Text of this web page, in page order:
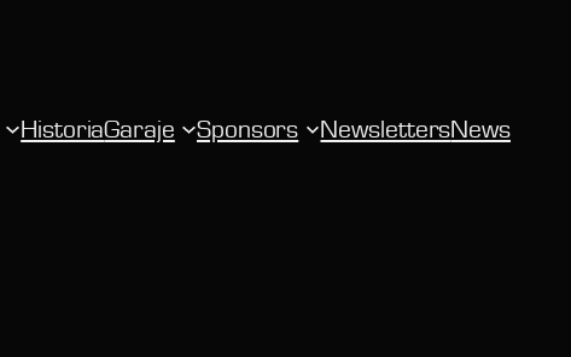
HistoriaGaraje Sponsors NewslettersNews